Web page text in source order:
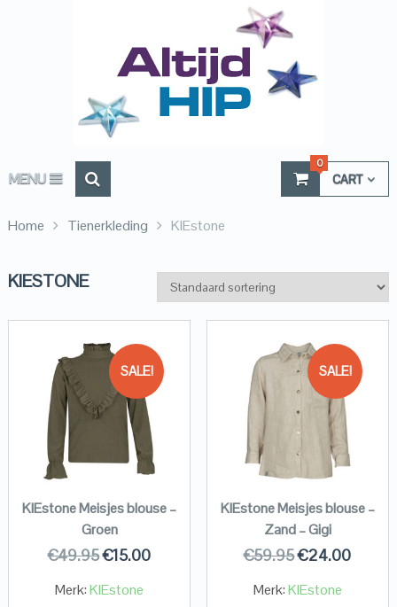
MENU CART
0
Home Tienerkleding KIEstone
KIESTONE
SALE!
KIEstone Meisjes blouse –
Groen
€49.95€15.00
Merk:KIEstone
SALE!
KIEstone Meisjes blouse –
Zand – Gigi
€59.95€24.00
Merk:KIEstone